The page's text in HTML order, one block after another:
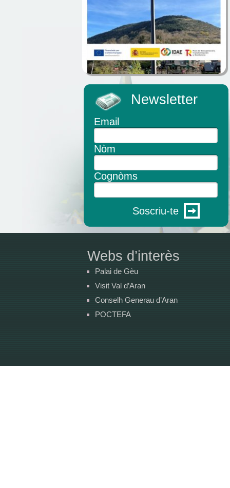
Newsletter
Email
Nòm
Cognòms
Soscriu-te
Webs d’interès
Palai de Gèu
Visit Val d’Aran
Conselh Generau d’Aran
POCTEFA